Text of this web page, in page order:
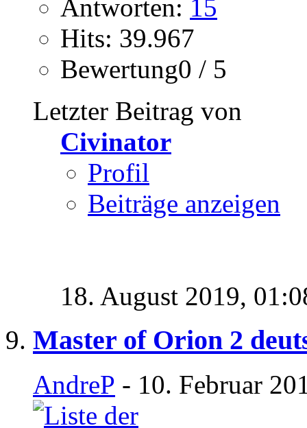
Antworten: 15
Hits: 39.967
Bewertung0 / 5
Letzter Beitrag von
Civinator
Profil
Beiträge anzeigen
18. August 2019,
Master of Orion 2
AndreP - 10. Februar